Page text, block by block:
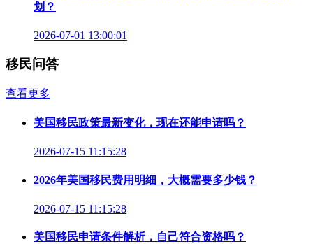
划？
2026-07-01 13:00:01
移民问答
查看更多
美国移民政策最新变化，现在还能申请吗？
2026-07-15 11:15:28
2026年美国移民费用明细，大概需要多少钱？
2026-07-15 11:15:28
美国移民申请条件解析，自己符合资格吗？